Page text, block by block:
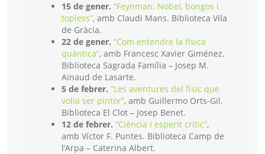
15 de gener. “Feynman: Nobel, bongos i
topless”, amb Claudi Mans. Biblioteca Vila
de Gràcia.
22 de gener. “Com entendre la física
quàntica”, amb Francesc Xavier Giménez.
Biblioteca Sagrada Família – Josep M.
Ainaud de Lasarte.
5 de febrer. “Les aventures del físic que
volia ser pintor”, amb Guillermo Orts-Gil.
Biblioteca El Clot – Josep Benet.
12 de febrer. “Ciència i esperit crític”,
amb Víctor F. Puntes. Biblioteca Camp de
l’Arpa – Caterina Albert.